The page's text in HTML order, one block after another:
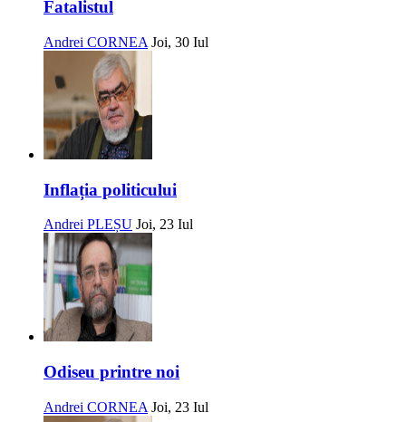
Fatalistul
Andrei CORNEA Joi, 30 Iul
Inflația politicului
Andrei PLEȘU Joi, 23 Iul
Odiseu printre noi
Andrei CORNEA Joi, 23 Iul